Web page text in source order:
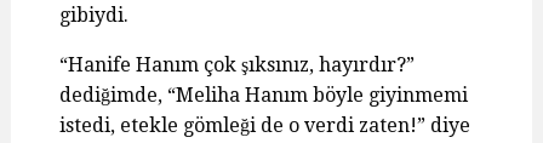
gibiydi.
“Hanife Hanım çok şıksınız, hayırdır?”
dediğimde, “Meliha Hanım böyle giyinmemi
istedi, etekle gömleği de o verdi zaten!” diye